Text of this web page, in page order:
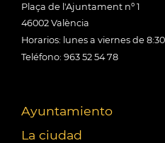
Plaça de l'Ajuntament nº 1
46002 València
Horarios: lunes a viernes de
Teléfono: 963 52 54 78
Ayuntamiento
La ciudad